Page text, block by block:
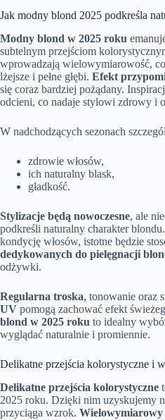
Jak modny blond 2025 podkreśla
Modny blond w 2025 roku
subtelnym przejściom
wprowadzają wielowymiarowość,
lżejsze i pełne głębi. Efekt
się coraz bardziej pożądany.
odcieni, co nadaje stylowi zdrowy i
W nadchodzących sezonach
zdrowie włosów,
ich naturalny blask,
gładkość.
Stylizacje będą nowoczesne, ale
podkreśli naturalny charakter
kondycję włosów, istotne będzie
dedykowanych do pielęgnacji
odżywki.
Regularna troska, tonowanie oraz
UV pomogą zachować efekt
blond w 2025 roku to idealny
wyglądać naturalnie i promiennie.
Delikatne przejścia kolorystyczne i
Delikatne przejścia kolorystyczne
2025 roku. Dzięki nim uzyskujemy
przyciąga wzrok.